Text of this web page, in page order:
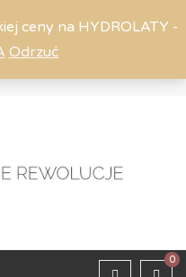
ceny na HYDROLATY -
Odrzuć
0